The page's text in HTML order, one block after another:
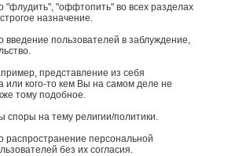
"флудить", "оффтопить" во всех разделах
назначение.
пользователей в заблуждение,
представление из себя
или кого-то кем Вы на самом деле не
тому подобное.​
на тему религии/политики.
распространение персональной
без их согласия.